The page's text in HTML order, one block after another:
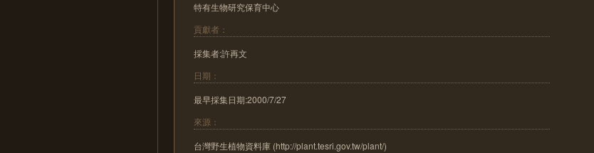
特有生物研究保育中心
貢獻者：
採集者:許再文
日期：
最早採集日期:2000/7/27
來源：
台灣野生植物資料庫 (http://plant.tesri.gov.tw/plant/)